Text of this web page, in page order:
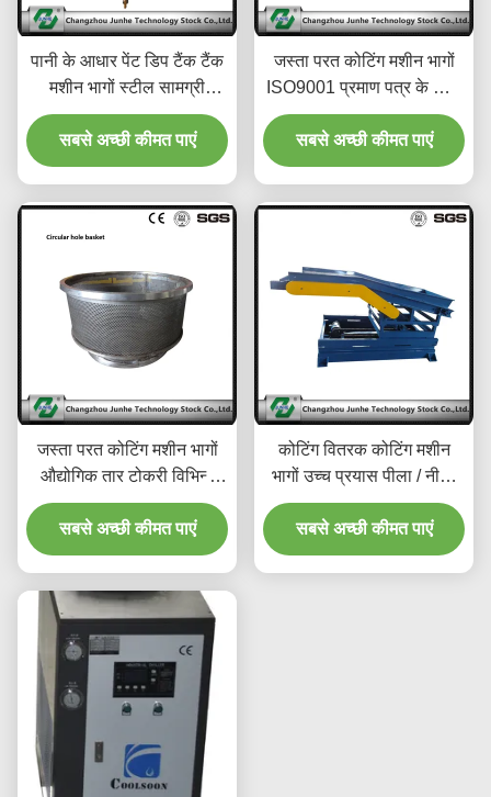
पानी के आधार पेंट डिप टैंक टैंक
मशीन भागों स्टील सामग्री
ISO9001
सबसे अच्छी कीमत पाएं
जस्ता परत कोटिंग मशीन भागों
ISO9001 प्रमाण पत्र के साथ
गाड़ी जाओ
सबसे अच्छी कीमत पाएं
जस्ता परत कोटिंग मशीन भागों
औद्योगिक तार टोकरी विभिन्न
आकृतियाँ उपलब्ध हैं
सबसे अच्छी कीमत पाएं
कोटिंग वितरक कोटिंग मशीन
भागों उच्च प्रयास पीला / नीला
रंग
सबसे अच्छी कीमत पाएं